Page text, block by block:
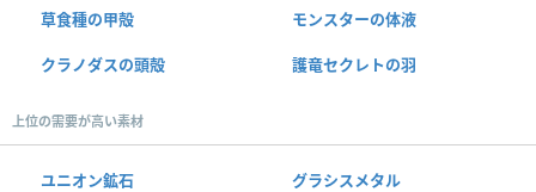
草食種の甲殻 モンスターの体液
クラノダスの頭殻 護竜セクレトの羽
上位の需要が高い素材
ユニオン鉱石 グラシスメタル